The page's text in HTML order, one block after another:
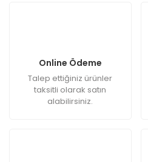
Online Ödeme
Talep ettiğiniz ürünler
taksitli olarak satın
alabilirsiniz.